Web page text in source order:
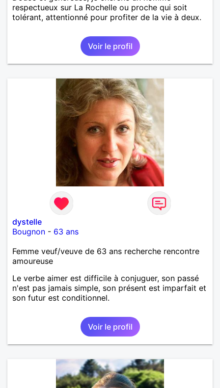
respectueux sur La Rochelle ou proche qui soit
tolérant, attentionné pour profiter de la vie à deux.
Voir le profil
dystelle
Bougnon - 63 ans
Femme veuf/veuve de 63 ans recherche rencontre
amoureuse
Le verbe aimer est difficile à conjuguer, son passé
n'est pas jamais simple, son présent est imparfait et
son futur est conditionnel.
Voir le profil